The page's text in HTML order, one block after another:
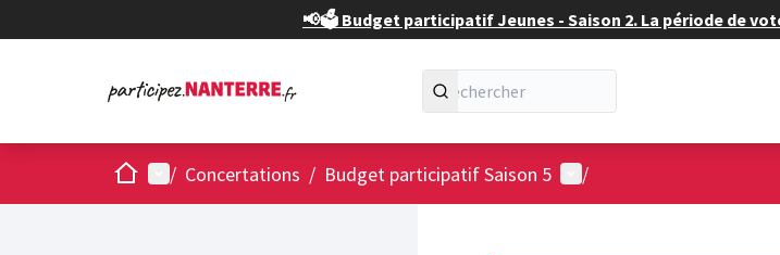
📢🗳️ Budget participatif Jeunes - Saison 2. La période de
AccueilMenu principal
/ Concertations / Budget participatif Saison 5 Menu utilisateur
/